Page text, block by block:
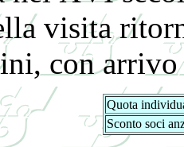
visita
con arrivo
Quota
Sconto soci